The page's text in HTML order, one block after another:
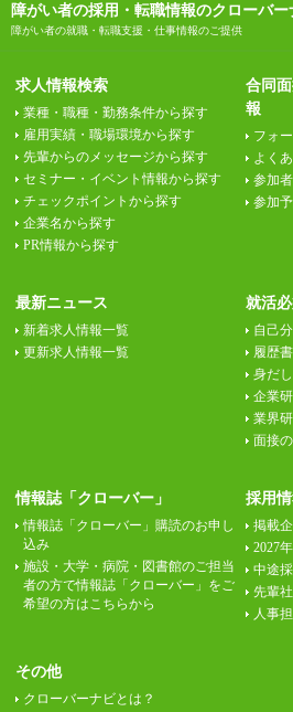
障がい者の採用・転職情報のクローバー
障がい者の就職・転職支援・仕事情報のご提供
求人情報検索
業種・職種・勤務条件から探す
雇用実績・職場環境から探す
先輩からのメッセージから探す
セミナー・イベント情報から探す
チェックポイントから探す
企業名から探す
PR情報から探す
合同
報
フォ
よく
参加
参加
最新ニュース
新着求人情報一覧
更新求人情報一覧
就活
自己
履歴
身だ
企業
業界
面接
情報誌「クローバー」
情報誌「クローバー」購読のお申し
込み
施設・大学・病院・図書館のご担当
者の方で情報誌「クローバー」をご
希望の方はこちらから
採用
掲載
2027
中途
先輩
人事
その他
クローバーナビとは？